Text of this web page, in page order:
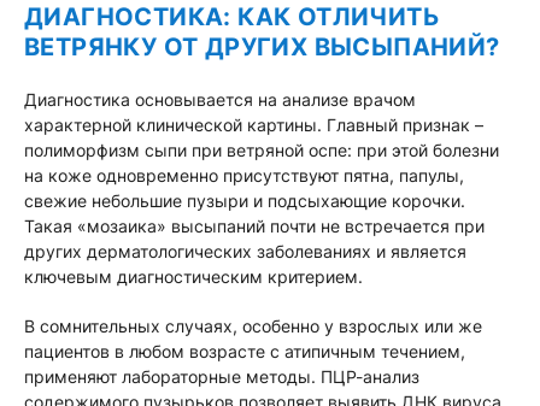
ДИАГНОСТИКА: КАК ОТЛИЧИТЬ
ВЕТРЯНКУ ОТ ДРУГИХ ВЫСЫПАНИЙ?
Диагностика основывается на анализе врачом
характерной клинической картины. Главный признак –
полиморфизм сыпи при ветряной оспе: при этой болезни
на коже одновременно присутствуют пятна, папулы,
свежие небольшие пузыри и подсыхающие корочки.
Такая «мозаика» высыпаний почти не встречается при
других дерматологических заболеваниях и является
ключевым диагностическим критерием.
В сомнительных случаях, особенно у взрослых или же
пациентов в любом возрасте с атипичным течением,
применяют лабораторные методы. ПЦР-анализ
содержимого пузырьков позволяет выявить ДНК вируса